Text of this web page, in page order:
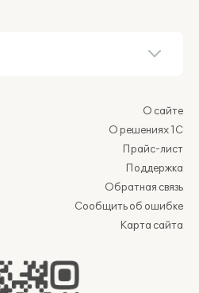
О сайте
О решениях 1С
Прайс-лист
Поддержка
Обратная связь
Сообщить об ошибке
Карта сайта